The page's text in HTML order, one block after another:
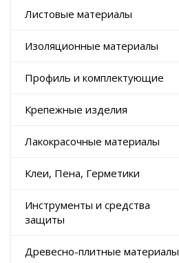
Листовые материалы
Изоляционные материалы
Профиль и комплектующие
Крепежные изделия
Лакокрасочные материалы
Клеи, Пена, Герметики
Инструменты и средства
защиты
Древесно-плитные материалы